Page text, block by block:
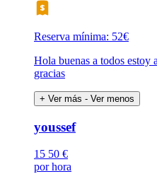
Reserva mínima: 52€
Hola buenas a todos estoy
gracias
+ Ver más - Ver menos
youssef
15 50 €
por hora